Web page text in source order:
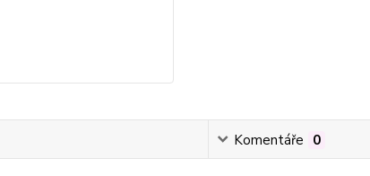
Komentáře 0